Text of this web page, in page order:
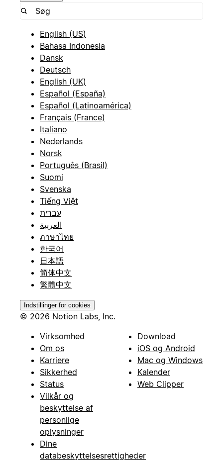
English (US)
Bahasa Indonesia
Dansk
Deutsch
English (UK)
Español (España)
Español (Latinoamérica)
Français (France)
Italiano
Nederlands
Norsk
Português (Brasil)
Suomi
Svenska
Tiếng Việt
עברית
العربية
ภาษาไทย
한국어
日本語
简体中文
繁體中文
Indstillinger for cookies
© 2026 Notion Labs, Inc.
Virksomhed
Om os
Karriere
Sikkerhed
Status
Vilkår og
beskyttelse af
personlige
oplysninger
Dine
databeskyttelsesrettigheder
Download
iOS og Android
Mac og Windows
Kalender
Web Clipper